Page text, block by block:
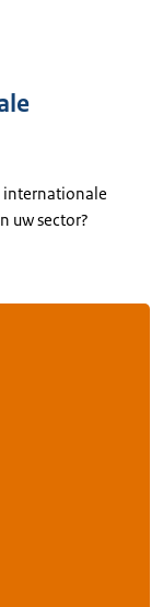
internationale
uw sector?